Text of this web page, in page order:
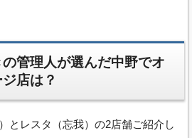
管理人が選んだ中野でオ
店は？
とレスタ（忘我）の2店舗ご紹介し